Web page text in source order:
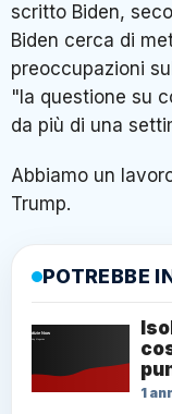
scritto Biden,
Biden cerca di
preoccupazioni
"la questione su
da più di una
Abbiamo un
Trump.
POTREBBE
1